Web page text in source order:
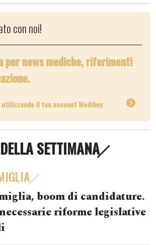
con noi!
per news mediche, riferimenti
il tuo account Medikey
SETTIMANA
boom di candidature.
riforme legislative